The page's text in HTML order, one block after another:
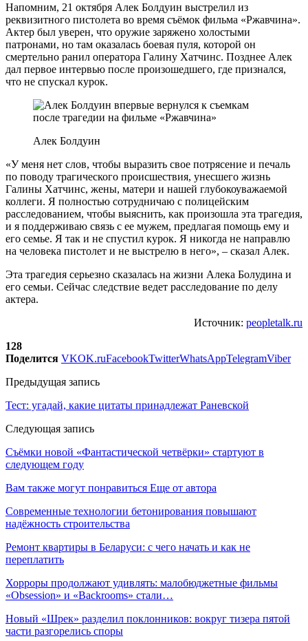
Напомним, 21 октября Алек Болдуин выстрелил из
реквизитного пистолета во время съёмок фильма «Ржавчина».
Актер был уверен, что оружие заряжено холостыми
патронами, но там оказалась боевая пуля, которой он
смертельно ранил оператора Галину Хатчинс. Позднее Алек
дал первое интервью после произошедшего, где признался,
что не спускал курок.
Алек Болдуин
«У меня нет слов, чтобы выразить свое потрясение и печаль
по поводу трагического происшествия, унесшего жизнь
Галины Хатчинс, жены, матери и нашей глубокоуважаемой
коллеги. Я полностью сотрудничаю с полицейским
расследованием, чтобы выяснить, как произошла эта трагедия,
и я поддерживаю связь с ее мужем, предлагая помощь ему и
его семье. Я так и не спустил курок. Я никогда не направлю
на человека пистолет и не выстрелю в него», – сказал Алек.
Эта трагедия серьезно сказалась на жизни Алека Болудина и
его семьи. Сейчас следствие ведет расследование по делу
актера.
Источник: peopletalk.ru
128
Поделится VKOK.ruFacebookTwitterWhatsAppTelegramViber
Предыдущая запись
Тест: угадай, какие цитаты принадлежат Раневской
Следующая запись
Съёмки новой «Фантастической четвёрки» стартуют в
следующем году
Вам также могут понравиться Еще от автора
Современные технологии бетонирования повышают
надёжность строительства
Ремонт квартиры в Беларуси: с чего начать и как не
переплатить
Хорроры продолжают удивлять: малобюджетные фильмы
«Obsession» и «Backrooms» стали…
Новый «Шрек» разделил поклонников: вокруг тизера пятой
части разгорелись споры